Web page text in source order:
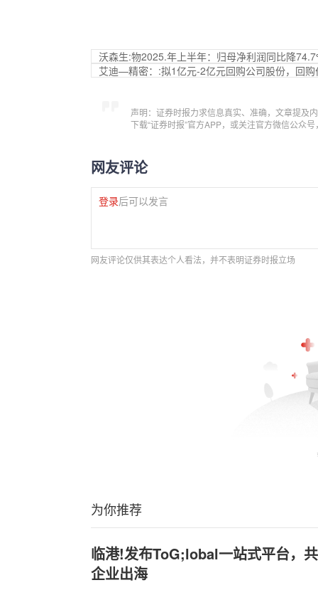
沃森生:物2025.年上半年：归母净利润同比降
艾迪—精密：:拟1亿元-2亿元回购公司股份，回
声明：证券时报力求信息真实、准确，文章提及
下载“证券时报”官方APP，或关注官方微信公众
网友评论
登录后可以发言
网友评论仅供其表达个人看法，并不表明证券时报立场
为你推荐
临港!发布ToG;lobal一站式平台，
企业出海